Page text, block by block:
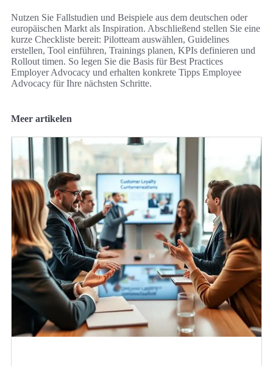
Nutzen Sie Fallstudien und Beispiele aus dem deutschen oder
europäischen Markt als Inspiration. Abschließend stellen Sie eine
kurze Checkliste bereit: Pilotteam auswählen, Guidelines
erstellen, Tool einführen, Trainings planen, KPIs definieren und
Rollout timen. So legen Sie die Basis für Best Practices
Employer Advocacy und erhalten konkrete Tipps Employee
Advocacy für Ihre nächsten Schritte.
Meer artikelen